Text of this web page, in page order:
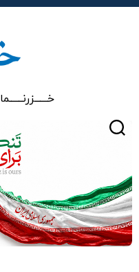
خـــــــزرنـــــــما